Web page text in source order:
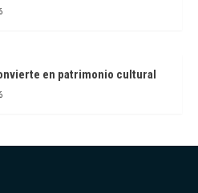
en patrimonio cultural